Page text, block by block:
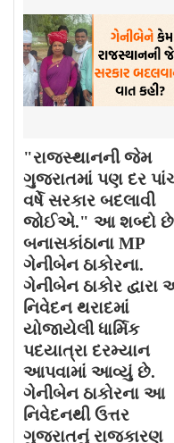
"રાજસ્થાનની જેમ
ગુજરાતમાં પણ દર
વર્ષે સરકાર બદલાવી
જોઈએ." આ શબ્દો છે
બનાસકાંઠાના MP
ગેનીબેન ઠાકોરના.
ગેનીબેન ઠાકોર દ્વારા
નિવેદન થરાદમાં
યોજાયેલી ધાર્મિક
પદયાત્રા દરમ્યાન
આપવામાં આવ્યું છે.
ગેનીબેન ઠાકોરના આ
નિવેદનથી ઉત્તર
ગુજરાતનું રાજકારણ